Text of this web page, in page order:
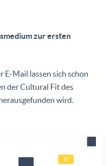
zur ersten
Mail lassen sich schon
der Cultural Fit des
wird.